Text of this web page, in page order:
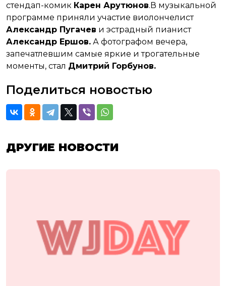
стендап-комик Карен Арутюнов.В музыкальной
программе приняли участие виолончелист
Александр Пугачев и эстрадный пианист
Александр Ершов. А фотографом вечера,
запечатлевшим самые яркие и трогательные
моменты, стал Дмитрий Горбунов.
Поделиться новостью
ДРУГИЕ НОВОСТИ